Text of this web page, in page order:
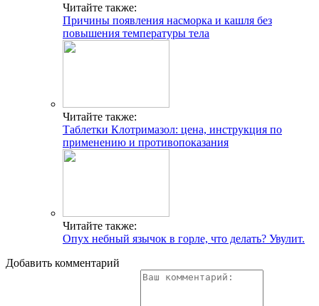
Читайте также:
Причины появления насморка и кашля без
повышения температуры тела
Читайте также:
Таблетки Клотримазол: цена, инструкция по
применению и противопоказания
Читайте также:
Опух небный язычок в горле, что делать? Увулит.
Добавить комментарий